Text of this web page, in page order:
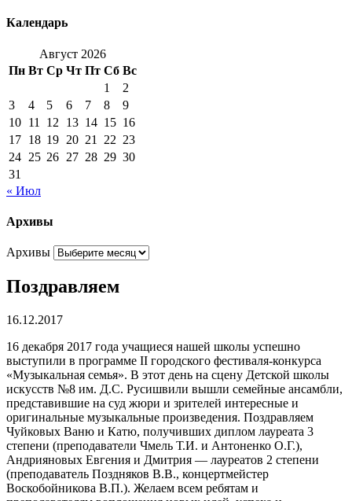
Календарь
Август 2026
Пн Вт Ср Чт Пт Сб Вс
1
2
3
4 5 6 7 8
9
10 11 12 13 14 15 16
17 18 19 20 21 22 23
24 25 26 27 28 29 30
31
« Июл
Архивы
Архивы
Поздравляем
16.12.2017
16 декабря 2017 года учащиеся нашей школы успешно
выступили в программе II городского фестиваля-конкурса
«Музыкальная семья». В этот день на сцену Детской школы
искусств №8 им. Д.С. Русишвили вышли семейные ансамбли,
представившие на суд жюри и зрителей интересные и
оригинальные музыкальные произведения. Поздравляем
Чуйковых Ваню и Катю, получивших диплом лауреата 3
степени (преподаватели Чмель Т.И. и Антоненко О.Г.),
Андрияновых Евгения и Дмитрия — лауреатов 2 степени
(преподаватель Поздняков В.В., концертмейстер
Воскобойникова В.П.). Желаем всем ребятам и